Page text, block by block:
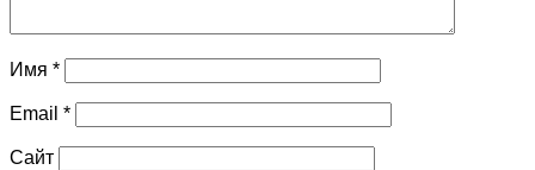
Имя *
Email *
Сайт